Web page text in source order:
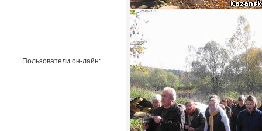
Пользователи он-лайн: